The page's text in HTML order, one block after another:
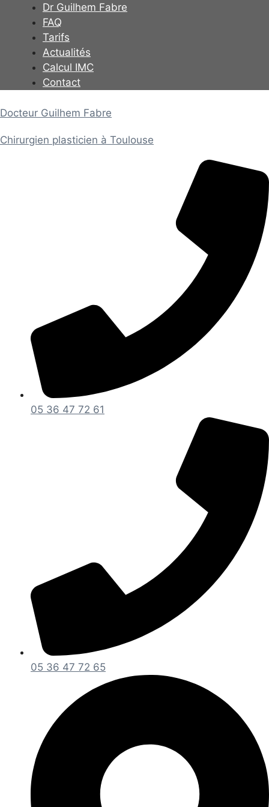
contenu
Dr Guilhem Fabre
FAQ
Tarifs
Actualités
Calcul IMC
Contact
Docteur Guilhem Fabre
Chirurgien plasticien à Toulouse
05 36 47 72 61
05 36 47 72 65